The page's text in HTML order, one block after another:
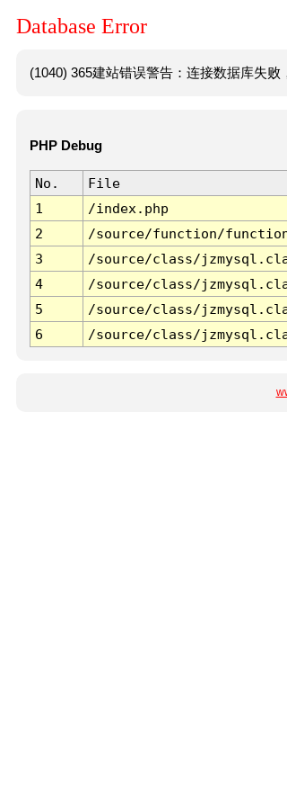
Database Error
(1040) 365建站错误警告：连接数据库失
PHP Debug
No. File
1
/index.php
2
/source/function/
3
/source/class/
4
/source/class/
5
/source/class/
6
/source/class/